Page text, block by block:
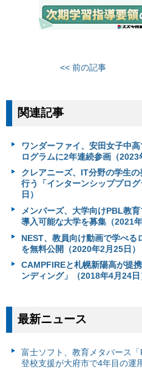
<< 前の記事
関連記事
ワンダーファイ、安田女子中
ログラムに2年連続参画（2023
クレアニーズ、IT分野の学生
行う「インターンシッププロ
日）
メンバーズ、大学向けPBL教
導入可能な大学を募集（2021年
NEST、教員向け動画で学べる
を無料公開（2020年2月25日）
CAMPFIREと札幌新陽高が提
ンディング」（2018年4月24日
最新ニュース
富⼠ソフト、教育メタバース
登校支援が大府市で4年目の運